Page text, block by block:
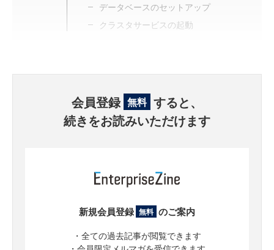
データベースのセットアップ
クラスタサービスの起動
会員登録 無料 すると、
続きをお読みいただけます
新規会員登録 無料 のご案内
・全ての過去記事が閲覧できます